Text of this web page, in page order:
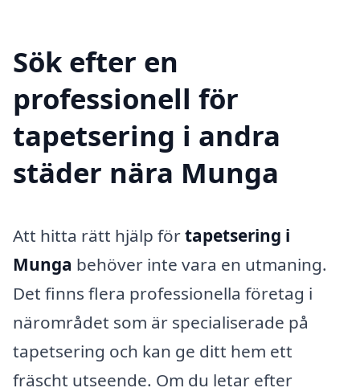
Sök efter en
professionell för
tapetsering i andra
städer nära Munga
Att hitta rätt hjälp förtapetsering i
Munga behöver inte vara en utmaning.
Det finns flera professionella företag i
närområdet som är specialiserade på
tapetsering och kan ge ditt hem ett
fräscht utseende. Om du letar efter